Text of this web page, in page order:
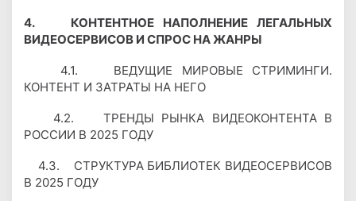
4. КОНТЕНТНОЕ НАПОЛНЕНИЕ ЛЕГАЛЬНЫХ
ВИДЕОСЕРВИСОВ И СПРОС НА ЖАНРЫ
4.1. ВЕДУЩИЕ МИРОВЫЕ СТРИМИНГИ.
КОНТЕНТ И ЗАТРАТЫ НА НЕГО
4.2. ТРЕНДЫ РЫНКА ВИДЕОКОНТЕНТА В
РОССИИ В 2025 ГОДУ
4.3. СТРУКТУРА БИБЛИОТЕК ВИДЕОСЕРВИСОВ
В 2025 ГОДУ